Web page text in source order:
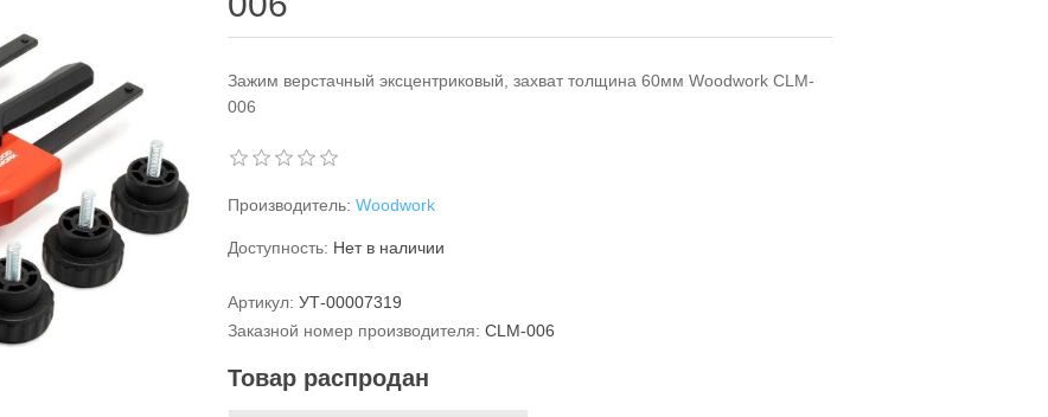
Зажим верстачный эксцентриковый, захват толщина 60мм Woodwork CLM-
006
Производитель: Woodwork
Доступность: Нет в наличии
Артикул: УТ-00007319
Заказной номер производителя: CLM-006
Товар распродан